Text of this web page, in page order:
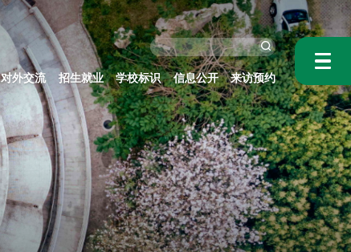
对外交流 招生就业 学校标识 信息公开 来访预约